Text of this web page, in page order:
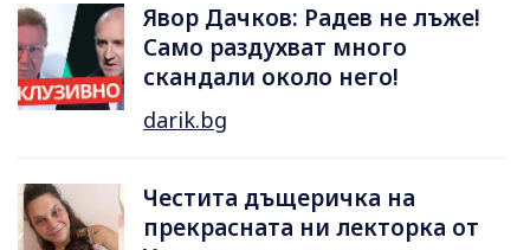
Явор Дачков: Радев не лъже!
Само раздухват много
скандали около него!
darik.bg
Честита дъщеричка на
прекрасната ни лекторка от